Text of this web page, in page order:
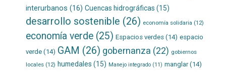
interurbanos (16) Cuencas hidrográficas (15)
desarrollo sostenible (26) economía solidaria (12)
economía verde(25) Espacios verdes(14) espacio
verde(14) GAM (26) gobernanza (22) gobiernos
locales(12) humedales (15) Manejo integrado(11) manglar(14)